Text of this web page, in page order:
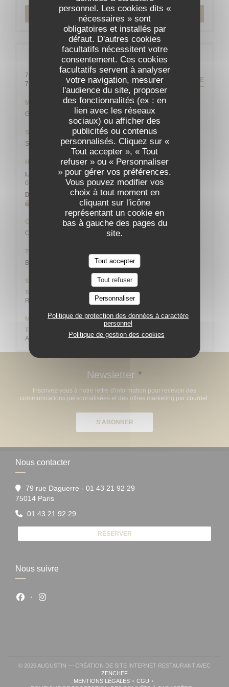
personnel. Les cookies dits «
nécessaires » sont
obligatoires et installés par
défaut. D'autres cookies
facultatifs nécessitent votre
consentement. Ces cookies
facultatifs servent à analyser
votre navigation, mesurer
l'audience du site, proposer
des fonctionnalités (ex : en
lien avec les réseaux
sociaux) ou afficher des
publicités ou contenus
personnalisés. Cliquez sur «
Tout accepter », « Tout
refuser » ou « Personnaliser
» pour gérer vos préférences.
Vous pouvez modifier vos
choix à tout moment en
cliquant sur l'icône
représentant un cookie en
bas à gauche des pages du
site.
Tout accepter
Tout refuser
Personnaliser
Politique de protection des données à caractère
personnel
Politique de gestion des cookies
RÉSERVER
Infos pratiques
79 rue Daguerre - 01 43 21 92 29
75014 Paris
((ouvre une nouvelle fenêtre))
ITINÉRAIRE
Métro
Gaîté
Station de vélos
Station n° 14103 132 / 136 AVENUE DU MAINE
Horaires
Lun
09h00 - 13h45
• 19h00 - 21h45
Dimanche
Cuisine
Cuisine Créative, Bistronomique
Type de restaurant
Bistrot
Services
Toilette et accès adaptés aux personnes à mobilité réduite,
Repas de groupes
Moyens de paiement
Titres restaurant (uniquement le midi), Espèces, Maestro, Visa,
American Express, Carte Bleue
Newsletter *
Inscrivez-vous à notre lettre d'information pour recevoir des
communications personnalisées et des offres marketing par courriel.
S'ABONNER
Nous contacter
79 rue Daguerre - 01 43 21 92 29
75014 Paris((ouvre une nouvelle fenêtre))
01 43 21 92 29
RÉSERVER
Nous suivre
Facebook ((ouvre une nouvelle fenêtre))
Instagram ((ouvre une nouvelle fenêtre))
© 2026 AUGUSTIN — CRÉATION DE SITE INTERNET RESTAURANT AVEC
ZENCHEF((OUVRE UNE NOUVELLE FENÊTRE))
MENTIONS LÉGALES((OUVRE UNE NOUVELLE FENÊTRE))
CGU((OUVRE UNE NOUVELLE